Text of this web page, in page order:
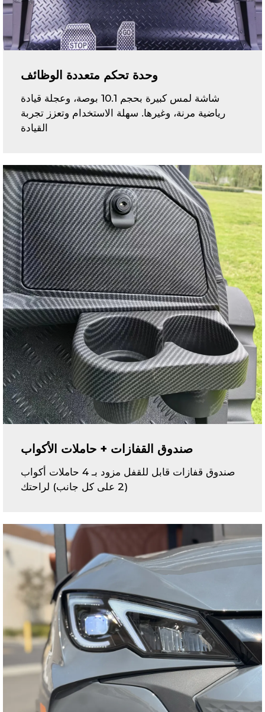
وحدة تحكم متعددة الوظائف
شاشة لمس كبيرة بحجم 10.1 بوصة، وعجلة قيادة
رياضية مرنة، وغيرها. سهلة الاستخدام وتعزز تجربة
القيادة
صندوق القفازات + حاملات الأكواب
صندوق قفازات قابل للقفل مزود بـ 4 حاملات أكواب
(2 على كل جانب) لراحتك